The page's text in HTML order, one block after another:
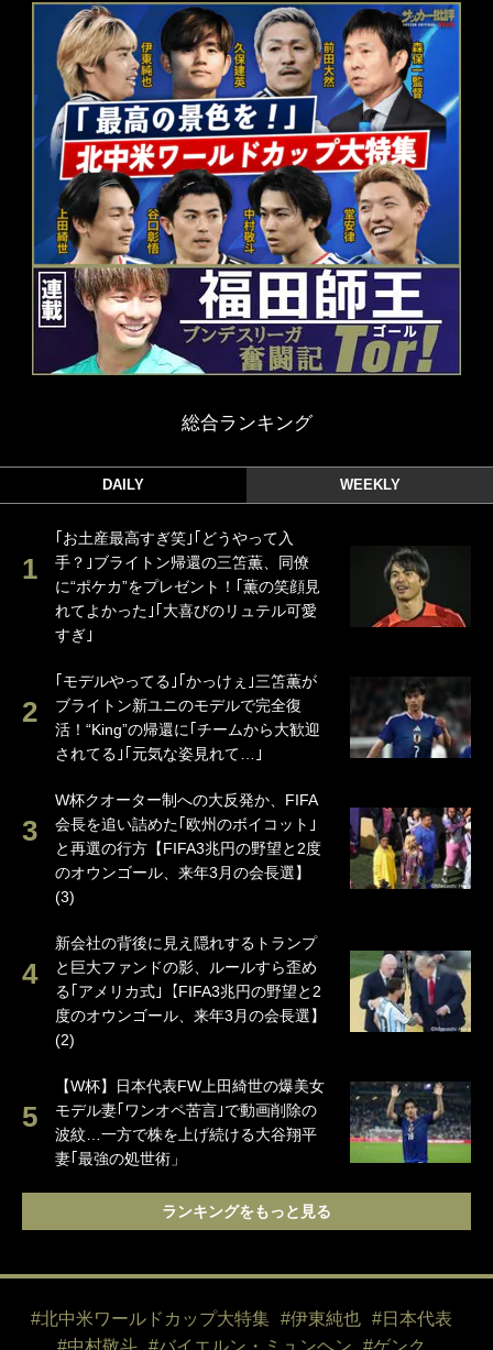
総合ランキング
DAILY WEEKLY
｢お土産最高すぎ笑｣｢どうやって入
手？｣ブライトン帰還の三笘薫、同僚
に“ポケカ”をプレゼント！｢薫の笑顔見
れてよかった｣｢大喜びのリュテル可愛
すぎ｣
｢モデルやってる｣｢かっけぇ｣三笘薫が
ブライトン新ユニのモデルで完全復
活！“King”の帰還に｢チームから大歓迎
されてる｣｢元気な姿見れて…｣
W杯クオーター制への大反発か、FIFA
会長を追い詰めた｢欧州のボイコット｣
と再選の行方【FIFA3兆円の野望と2度
のオウンゴール、来年3月の会長選】
(3)
新会社の背後に見え隠れするトランプ
と巨大ファンドの影、ルールすら歪め
る｢アメリカ式｣【FIFA3兆円の野望と2
度のオウンゴール、来年3月の会長選】
(2)
【W杯】日本代表FW上田綺世の爆美女
モデル妻｢ワンオペ苦言｣で動画削除の
波紋…一方で株を上げ続ける大谷翔平
妻｢最強の処世術」
ランキングをもっと見る
#北中米ワールドカップ大特集 #伊東純也
#日本代表
#中村敬斗
#バイエルン・ミュンヘン
#ゲンク